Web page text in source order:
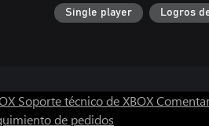
Single player Logros
Soporte técnico de XBOX
de pedidos